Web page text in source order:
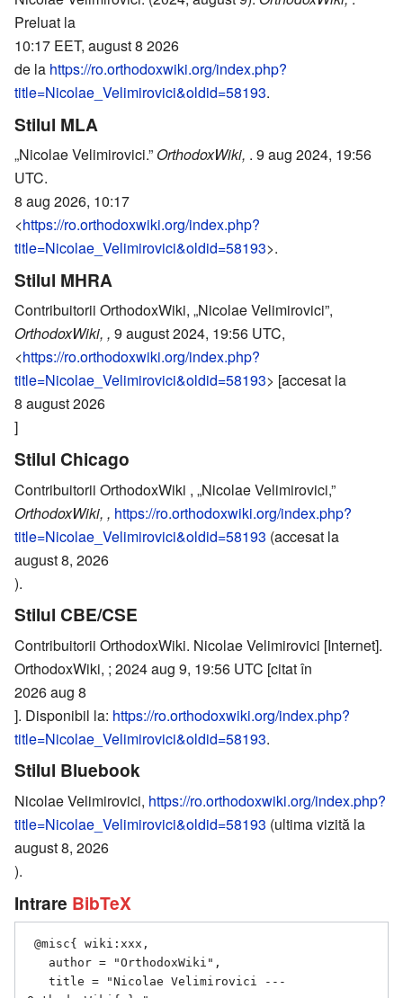
Preluat la
10:17 EET, august 8 2026
de la https://ro.orthodoxwiki.org/index.php?
title=Nicolae_Velimirovici&oldid=58193.
Stilul MLA
„Nicolae Velimirovici.” OrthodoxWiki, . 9 aug 2024, 19:56
UTC.
8 aug 2026, 10:17
<https://ro.orthodoxwiki.org/index.php?
title=Nicolae_Velimirovici&oldid=58193>.
Stilul MHRA
Contribuitorii OrthodoxWiki, „Nicolae Velimirovici”,
OrthodoxWiki, , 9 august 2024, 19:56 UTC,
<https://ro.orthodoxwiki.org/index.php?
title=Nicolae_Velimirovici&oldid=58193> [accesat la
8 august 2026
]
Stilul Chicago
Contribuitorii OrthodoxWiki , „Nicolae Velimirovici,”
OrthodoxWiki, , https://ro.orthodoxwiki.org/index.php?
title=Nicolae_Velimirovici&oldid=58193 (accesat la
august 8, 2026
).
Stilul CBE/CSE
Contribuitorii OrthodoxWiki. Nicolae Velimirovici [Internet].
OrthodoxWiki, ; 2024 aug 9, 19:56 UTC [citat în
2026 aug 8
]. Disponibil la: https://ro.orthodoxwiki.org/index.php?
title=Nicolae_Velimirovici&oldid=58193.
Stilul Bluebook
Nicolae Velimirovici, https://ro.orthodoxwiki.org/index.php?
title=Nicolae_Velimirovici&oldid=58193 (ultima vizită la
august 8, 2026
).
Intrare BibTeX